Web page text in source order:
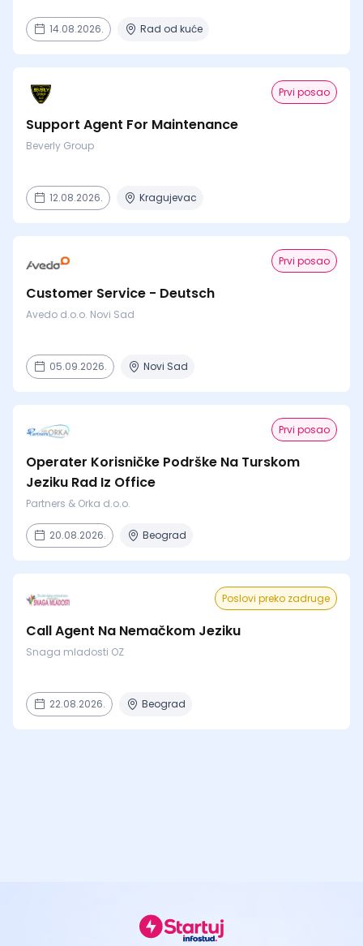
14.08.2026. Rad od kuće
Prvi posao
Support Agent For Maintenance
Beverly Group
12.08.2026. Kragujevac
Prvi posao
Customer Service - Deutsch
Avedo d.o.o. Novi Sad
05.09.2026. Novi Sad
Prvi posao
Operater Korisničke Podrške Na Turskom
Jeziku Rad Iz Office
Partners & Orka d.o.o.
20.08.2026. Beograd
Poslovi preko zadruge
Call Agent Na Nemačkom Jeziku
Snaga mladosti OZ
22.08.2026. Beograd